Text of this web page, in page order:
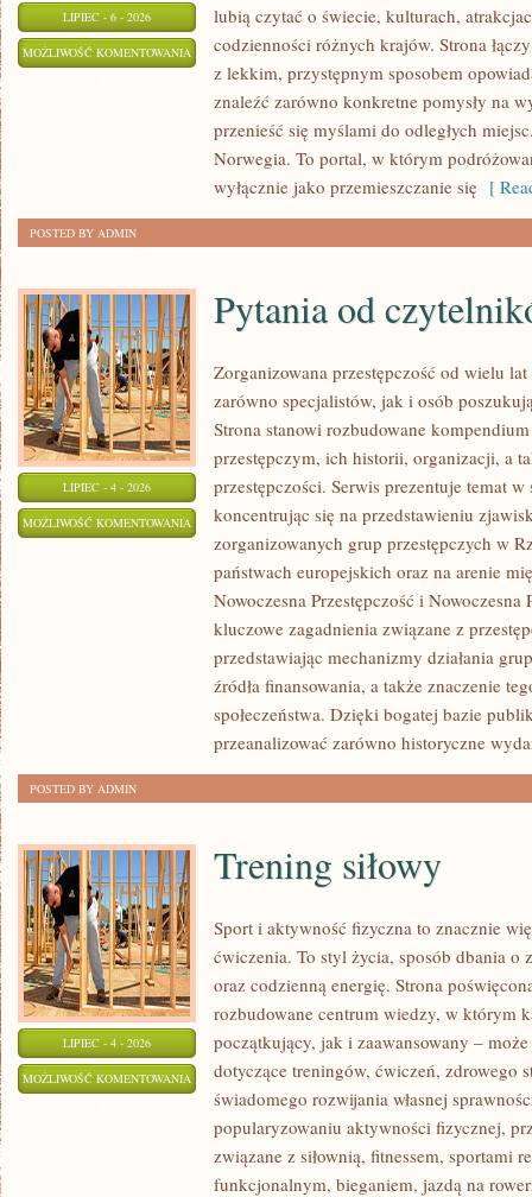
LIPIEC - 6 - 2026
MOŻLIWOŚĆ KOMENTOWANIA MAKAU
lubią czytać o świecie, kulturach,
codzienności różnych krajów. Strona
z lekkim, przystępnym sposobem
znaleźć zarówno konkretne pomysły na
przenieść się myślami do odległych
Norwegia. To portal, w którym
wyłącznie jako przemieszczanie się [
POSTED BY ADMIN
LIPIEC - 4 - 2026
MOŻLIWOŚĆ KOMENTOWANIA PYTANIA
CZYTELNIKÓW
Pytania od
Zorganizowana przestępczość od wielu
zarówno specjalistów, jak i osób
Strona stanowi rozbudowane
przestępczym, ich historii, organizacji, a
przestępczości. Serwis prezentuje temat
koncentrując się na przedstawieniu
zorganizowanych grup przestępczych w
państwach europejskich oraz na arenie
Nowoczesna Przestępczość i Nowoczesna
kluczowe zagadnienia związane z
przedstawiając mechanizmy działania
źródła finansowania, a także znaczenie
społeczeństwa. Dzięki bogatej bazie
przeanalizować zarówno historyczne
POSTED BY ADMIN
LIPIEC - 4 - 2026
MOŻLIWOŚĆ KOMENTOWANIA TRENING
SIŁOWY
Trening siłowy
Sport i aktywność fizyczna to znacznie
ćwiczenia. To styl życia, sposób dbania o
oraz codzienną energię. Strona
rozbudowane centrum wiedzy, w którym
początkujący, jak i zaawansowany –
dotyczące treningów, ćwiczeń, zdrowego
świadomego rozwijania własnej
popularyzowaniu aktywności fizycznej,
związane z siłownią, fitnessem, sportami
funkcjonalnym, bieganiem, jazdą na